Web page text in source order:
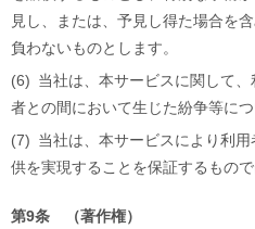
見し、または、予見し得た場合を
負わないものとします。
(6) 当社は、本サービスに関して
者との間において生じた紛争等に
(7) 当社は、本サービスにより利
供を実現することを保証するもので
第9条 （著作権）